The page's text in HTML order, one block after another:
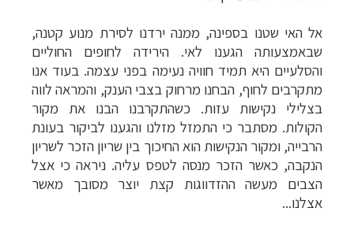
אל האי שטנו בספינה, ממנה ירדנו לסירת מנוע קטנה,
שבאמצעותה הגענו לאי. הירידה לחופים החוליים
והסלעיים היא תמיד חוויה נעימה בפני עצמה. בעוד אנו
מתקרבים לחוף, הבחנו מרחוק בצבי הענק, והמראה לווה
בצלילי נקישות עזות. כשהתקרבנו הבנו את מקור
הקולות. מסתבר כי התמזל מזלנו והגענו לביקור בעונת
הרבייה, ומקור הנקישות הוא החיכוך בין שריון הזכר לשריון
הנקבה, כאשר הזכר מנסה לטפס עליה. ניראה כי אצל
הצבים מעשה ההזדווגות קצת יוצר מסובך מאשר
אצלנו...